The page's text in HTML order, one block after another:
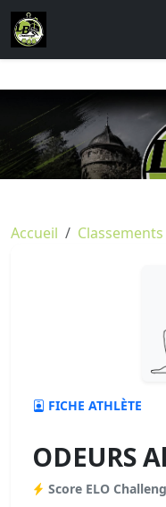
Accueil Classements
FICHE ATHLÈTE
ODEURS
Score ELO